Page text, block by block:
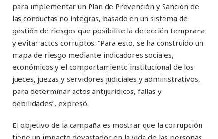
para implementar un Plan de Prevención y Sanción de
las conductas no íntegras, basado en un sistema de
gestión de riesgos que posibilite la detección temprana
y evitar actos corruptos. “Para esto, se ha construido un
mapa de riesgo mediante indicadores sociales,
económicos y el comportamiento institucional de los
jueces, juezas y servidores judiciales y administrativos,
para determinar actos antijurídicos, fallas y
debilidades”, expresó.
El objetivo de la campaña es mostrar que la corrupción